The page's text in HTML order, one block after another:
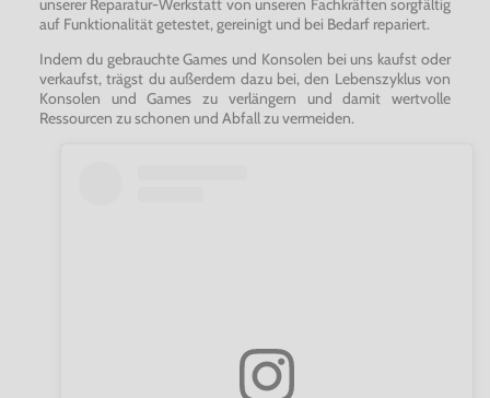
unserer Reparatur-Werkstatt von unseren Fachkräften sorgfältig
auf Funktionalität getestet, gereinigt und bei Bedarf repariert.
Indem du gebrauchte Games und Konsolen bei uns kaufst oder
verkaufst, trägst du außerdem dazu bei, den Lebenszyklus von
Konsolen und Games zu verlängern und damit wertvolle
Ressourcen zu schonen und Abfall zu vermeiden.